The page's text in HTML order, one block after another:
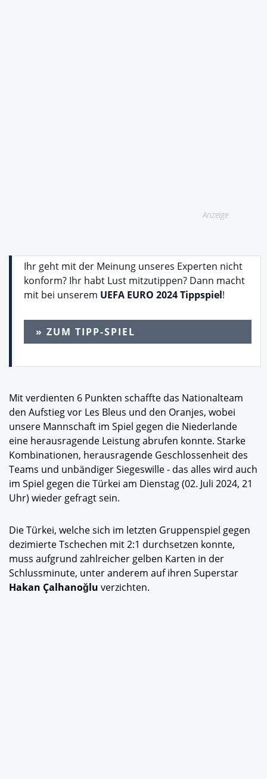
Anzeige
Ihr geht mit der Meinung unseres Experten nicht
konform? Ihr habt Lust mitzutippen? Dann macht
mit bei unserem UEFA EURO 2024 Tippspiel!
» ZUM TIPP-SPIEL
Mit verdienten 6 Punkten schaffte das Nationalteam
den Aufstieg vor Les Bleus und den Oranjes, wobei
unsere Mannschaft im Spiel gegen die Niederlande
eine herausragende Leistung abrufen konnte. Starke
Kombinationen, herausragende Geschlossenheit des
Teams und unbändiger Siegeswille - das alles wird auch
im Spiel gegen die Türkei am Dienstag (02. Juli 2024, 21
Uhr) wieder gefragt sein.
Die Türkei, welche sich im letzten Gruppenspiel gegen
dezimierte Tschechen mit 2:1 durchsetzen konnte,
muss aufgrund zahlreicher gelben Karten in der
Schlussminute, unter anderem auf ihren Superstar
Hakan Çalhanoğlu verzichten.